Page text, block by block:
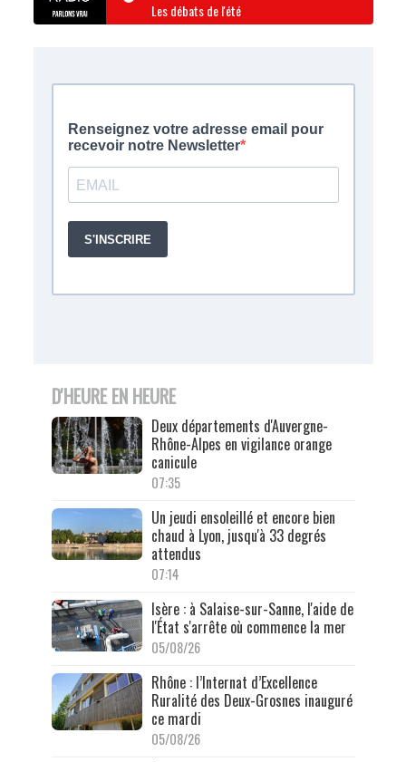
Les débats de l'été
D'HEURE EN HEURE
Deux départements d'Auvergne-
Rhône-Alpes en vigilance orange
canicule
07:35
Un jeudi ensoleillé et encore bien
chaud à Lyon, jusqu'à 33 degrés
attendus
07:14
Isère : à Salaise-sur-Sanne, l'aide de
l'État s'arrête où commence la mer
05/08/26
Rhône : l’Internat d’Excellence
Ruralité des Deux-Grosnes inauguré
ce mardi
05/08/26